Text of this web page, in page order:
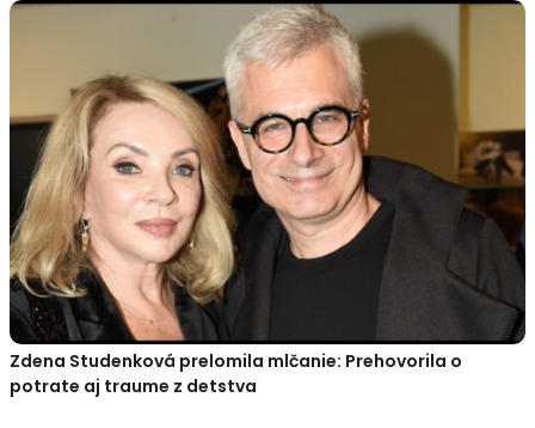
Zdena Studenková prelomila mlčanie: Prehovorila o
potrate aj traume z detstva